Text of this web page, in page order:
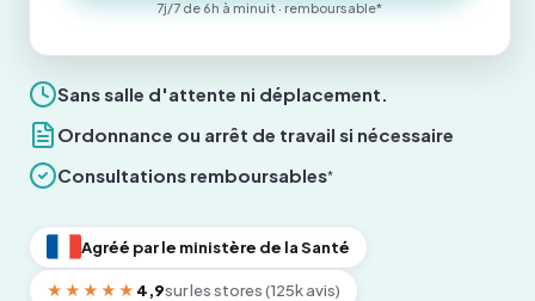
Sans salle d'attente ni déplacement.
Ordonnance ou arrêt de travail si nécessaire
Consultations remboursables*
Agréé par le ministère de la Santé
★★★★★ 4,9sur les stores (125k avis)
7j/7 de 6h à minuit · remboursable*